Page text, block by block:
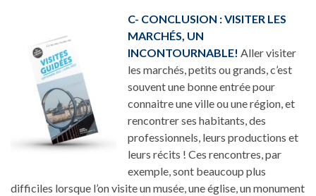
C- CONCLUSION : VISITER LES
MARCHÉS, UN
INCONTOURNABLE! Aller visiter
les marchés, petits ou grands, c’est
souvent une bonne entrée pour
connaitre une ville ou une région, et
rencontrer ses habitants, des
professionnels, leurs productions et
leurs récits ! Ces rencontres, par
exemple, sont beaucoup plus
difficiles lorsque l’on visite un musée, une église, un monument